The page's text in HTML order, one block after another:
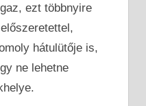
ezt többnyire
hátulütője is,
ne lehetne